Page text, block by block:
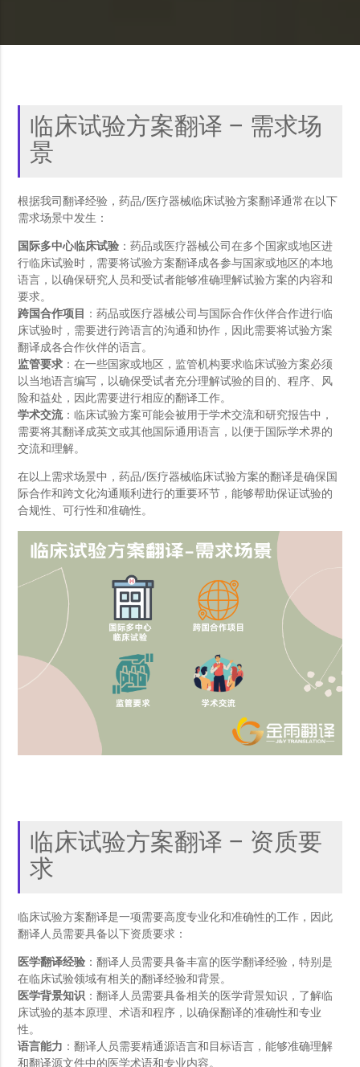
临床试验方案翻译 – 需求场
景
根据我司翻译经验，药品/医疗器械临床试验方案翻译通常在以下
需求场景中发生：
国际多中心临床试验 ：药品或医疗器械公司在多个国家或地区进
行临床试验时，需要将试验方案翻译成各参与国家或地区的本地
语言，以确保研究人员和受试者能够准确理解试验方案的内容和
要求。
跨国合作项目
：药品或医疗器械公司与国际合作伙伴合作进行临
床试验时，需要进行跨语言的沟通和协作，因此需要将试验方案
翻译成各合作伙伴的语言。
监管要求 ：在一些国家或地区，监管机构要求临床试验方案必须
以当地语言编写，以确保受试者充分理解试验的目的、程序、风
险和益处，因此需要进行相应的翻译工作。
学术交流：临床试验方案可能会被用于学术交流和研究报告中，
需要将其翻译成英文或其他国际通用语言，以便于国际学术界的
交流和理解。
在以上需求场景中，药品/医疗器械临床试验方案的翻译是确保国
际合作和跨文化沟通顺利进行的重要环节，能够帮助保证试验的
合规性、可行性和准确性。
临床试验方案翻译 – 资质要
求
临床试验方案翻译是一项需要高度专业化和准确性的工作，因此
翻译人员需要具备以下资质要求：
医学翻译经验 ：翻译人员需要具备丰富的医学翻译经验，特别是
在临床试验领域有相关的翻译经验和背景。
医学背景知识 ：翻译人员需要具备相关的医学背景知识，了解临
床试验的基本原理、术语和程序，以确保翻译的准确性和专业
性。
语言能力 ：翻译人员需要精通源语言和目标语言，能够准确理解
和翻译源文件中的医学术语和专业内容。